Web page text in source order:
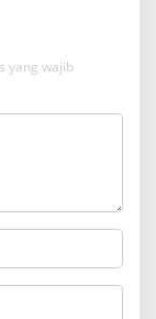
yang wajib